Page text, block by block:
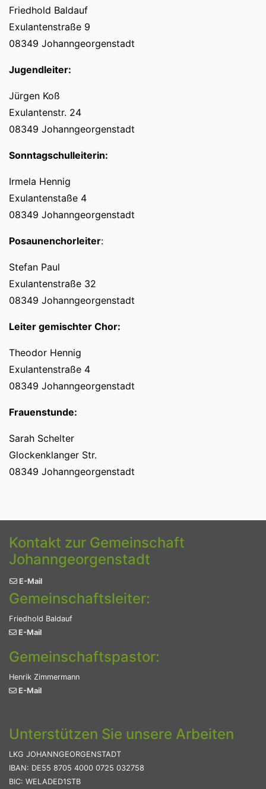
Friedhold Baldauf
Exulantenstraße 9
08349 Johanngeorgenstadt
Jugendleiter:
Jürgen Koß
Exulantenstr. 24
08349 Johanngeorgenstadt
Sonntagschulleiterin:
Irmela Hennig
Exulantenstaße 4
08349 Johanngeorgenstadt
Posaunenchorleiter:
Stefan Paul
Exulantenstraße 32
08349 Johanngeorgenstadt
Leiter gemischter Chor:
Theodor Hennig
Exulantenstraße 4
08349 Johanngeorgenstadt
Frauenstunde:
Sarah Schelter
Glockenklanger Str.
08349 Johanngeorgenstadt
Kontakt zur Gemeinschaft
Johanngeorgenstadt
E-Mail
Gemeinschaftsleiter:
Friedhold Baldauf
E-Mail
Gemeinschaftspastor:
Henrik Zimmermann
E-Mail
Unterstützen Sie unsere Arbeiten
LKG JOHANNGEORGENSTADT
IBAN: DE55 8705 4000 0725 032758
BIC: WELADED1STB